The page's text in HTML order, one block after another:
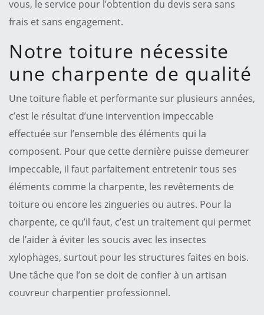
vous, le service pour l’obtention du devis sera sans
frais et sans engagement.
Notre toiture nécessite
une charpente de qualité
Une toiture fiable et performante sur plusieurs années,
c’est le résultat d’une intervention impeccable
effectuée sur l’ensemble des éléments qui la
composent. Pour que cette dernière puisse demeurer
impeccable, il faut parfaitement entretenir tous ses
éléments comme la charpente, les revêtements de
toiture ou encore les zingueries ou autres. Pour la
charpente, ce qu’il faut, c’est un traitement qui permet
de l’aider à éviter les soucis avec les insectes
xylophages, surtout pour les structures faites en bois.
Une tâche que l’on se doit de confier à un artisan
couvreur charpentier professionnel.